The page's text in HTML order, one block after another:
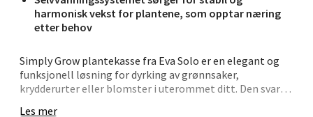
harmonisk vekst for plantene, som opptar næring
etter behov
Simply Grow plantekasse fra Eva Solo er en elegant og
funksjonell løsning for dyrking av grønnsaker,
krydderurter eller blomster i uterommet ditt. Den svarte
Les mer
Folke Bernadottes vei 52, 5147 Fyllingsdalen
0 i butikk